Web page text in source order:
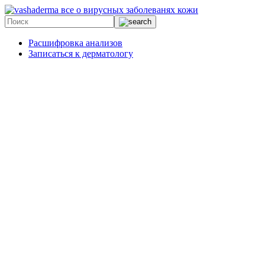
все о вирусных заболеванях кожи
Расшифровка анализов
Записаться к дерматологу